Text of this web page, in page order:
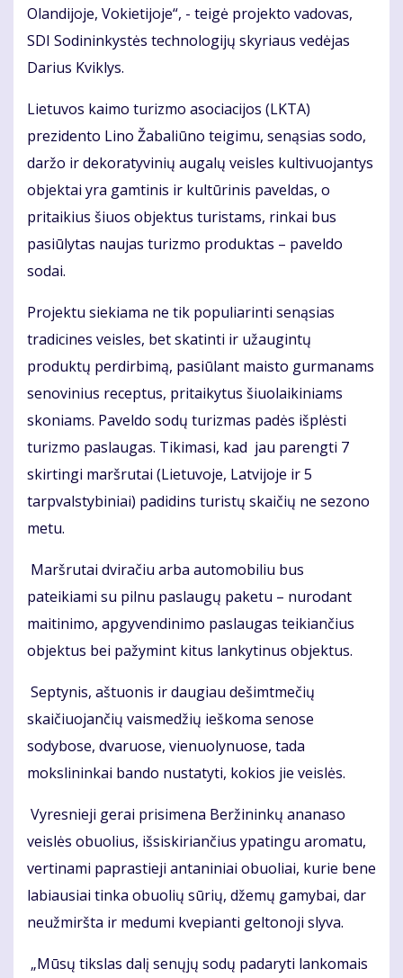
Olandijoje, Vokietijoje“, - teigė projekto vadovas,
SDI Sodininkystės technologijų skyriaus vedėjas
Darius Kviklys.
Lietuvos kaimo turizmo asociacijos (LKTA)
prezidento Lino Žabaliūno teigimu, senąsias sodo,
daržo ir dekoratyvinių augalų veisles kultivuojantys
objektai yra gamtinis ir kultūrinis paveldas, o
pritaikius šiuos objektus turistams, rinkai bus
pasiūlytas naujas turizmo produktas – paveldo
sodai.
Projektu siekiama ne tik populiarinti senąsias
tradicines veisles, bet skatinti ir užaugintų
produktų perdirbimą, pasiūlant maisto gurmanams
senovinius receptus, pritaikytus šiuolaikiniams
skoniams. Paveldo sodų turizmas padės išplėsti
turizmo paslaugas. Tikimasi, kad jau parengti 7
skirtingi maršrutai (Lietuvoje, Latvijoje ir 5
tarpvalstybiniai) padidins turistų skaičių ne sezono
metu.
Maršrutai dviračiu arba automobiliu bus
pateikiami su pilnu paslaugų paketu – nurodant
maitinimo, apgyvendinimo paslaugas teikiančius
objektus bei pažymint kitus lankytinus objektus.
Septynis, aštuonis ir daugiau dešimtmečių
skaičiuojančių vaismedžių ieškoma senose
sodybose, dvaruose, vienuolynuose, tada
mokslininkai bando nustatyti, kokios jie veislės.
Vyresnieji gerai prisimena Beržininkų ananaso
veislės obuolius, išsiskiriančius ypatingu aromatu,
vertinami paprastieji antaniniai obuoliai, kurie bene
labiausiai tinka obuolių sūrių, džemų gamybai, dar
neužmiršta ir medumi kvepianti geltonoji slyva.
„Mūsų tikslas dalį senųjų sodų padaryti lankomais